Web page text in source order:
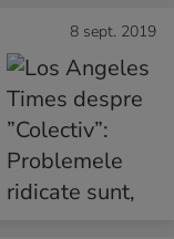
8 sept. 2019